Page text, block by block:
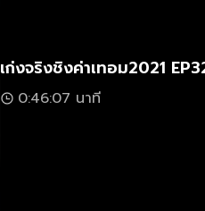
เก่งจริงชิงค่าเทอม2021
0:46:07 นาที